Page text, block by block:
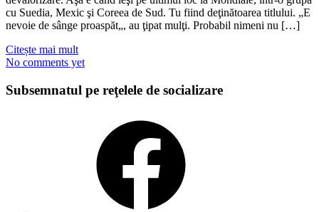
cu Suedia, Mexic şi Coreea de Sud. Tu fiind deţinătoarea titlului. „E
nevoie de sânge proaspăt„, au ţipat mulţi. Probabil nimeni nu […]
Citește mai mult
No comments yet
Subsemnatul pe reţelele de socializare